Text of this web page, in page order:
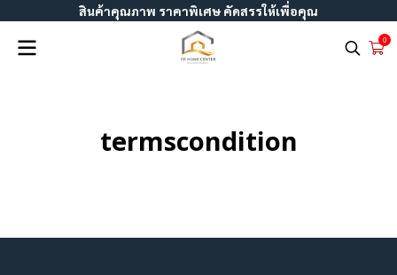
สินค้าคุณภาพ ราคาพิเศษ คัดสรรให้เพื่อคุณ
0
termscondition